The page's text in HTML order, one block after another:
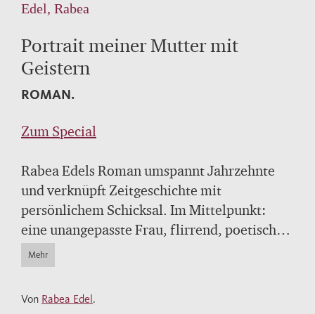
Edel, Rabea
Portrait meiner Mutter mit
Geistern
ROMAN.
Zum Special
Rabea Edels Roman umspannt Jahrzehnte
und verknüpft Zeitgeschichte mit
persönlichem Schicksal. Im Mittelpunkt:
eine unangepasste Frau, flirrend, poetisch
und mutig, die sich entscheidet, dem
scheinbar Vorherbestimmten etwas Eigenes
Mehr
Von Rabea Edel .